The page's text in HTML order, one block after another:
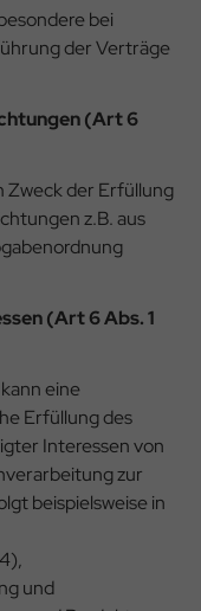
bei
der Verträge
(Art 6
Zweck der Erfüllung
z.B. aus
(Art 6 Abs. 1
eine
Erfüllung des
Interessen von
zur
beispielsweise in
und